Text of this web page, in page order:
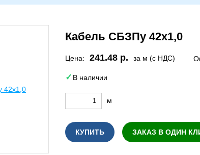
Кабель СБЗПу 42х1,0
Цена: 241.48 р. за м (с НДС)
В наличии
м
КУПИТЬ ЗАКАЗ В ОДИН